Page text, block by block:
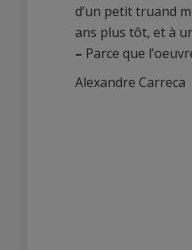
d’un petit truand
ans plus tôt, et à
– Parce que
Alexandre Carreca